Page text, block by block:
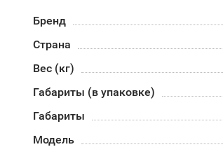
Бренд
Страна
Вес (кг)
Габариты (в упаковке)
Габариты
Модель